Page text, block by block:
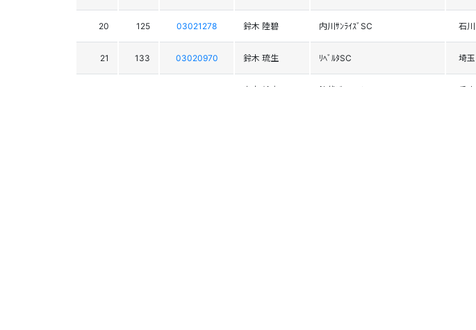
20 125 03021278 鈴木 陸碧 内川ｻﾝﾗｲｽﾞSC 石川
21 133 03020970 鈴木 琉生 ﾘﾍﾞﾙﾀSC 埼玉
宮本 幹大 鉢伏ｼﾞｭﾆｱｽｷｰﾁｰﾑ 兵庫